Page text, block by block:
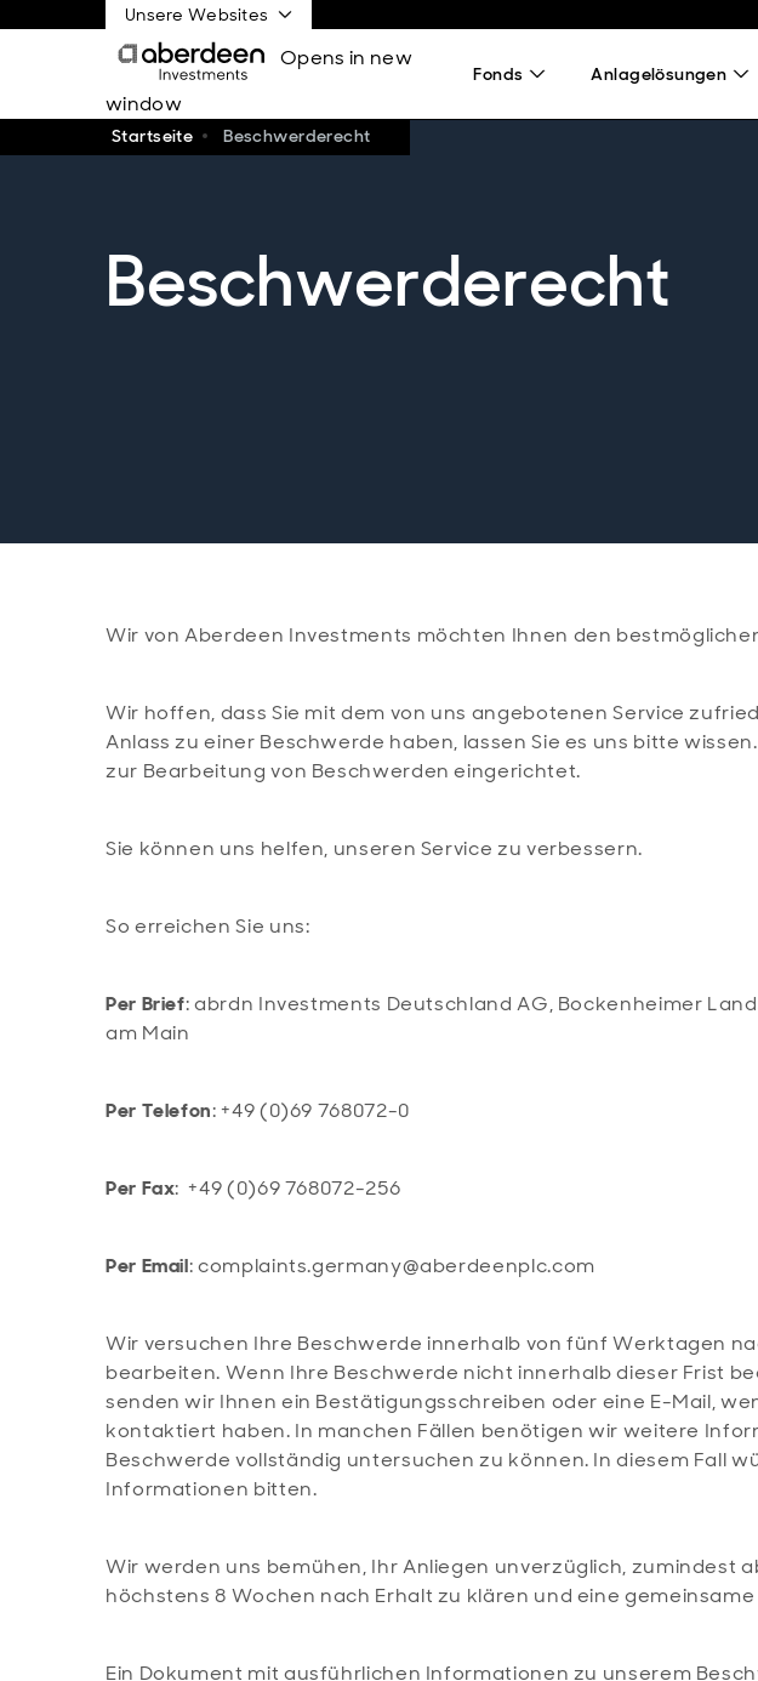
Unsere Websites
Opens in new
window
Fonds Anlagelösungen
Startseite Beschwerderecht
Beschwerderecht
Wir von Aberdeen Investments möchten Ihnen den
Wir hoffen, dass Sie mit dem von uns angebotenen Service
Anlass zu einer Beschwerde haben, lassen Sie es uns bitte
zur Bearbeitung von Beschwerden eingerichtet.
Sie können uns helfen, unseren Service zu verbessern.
So erreichen Sie uns:
Per Brief: abrdn Investments Deutschland AG, Bockenheimer
am Main
Per Telefon: +49 (0)69 768072-0
Per Fax: +49 (0)69 768072-256
Per Email: complaints.germany@aberdeenplc.com
Wir versuchen Ihre Beschwerde innerhalb von fünf Werktagen
bearbeiten. Wenn Ihre Beschwerde nicht innerhalb dieser Frist
senden wir Ihnen ein Bestätigungsschreiben oder eine E-Mail,
kontaktiert haben. In manchen Fällen benötigen wir weitere
Beschwerde vollständig untersuchen zu können. In diesem Fall
Informationen bitten.
Wir werden uns bemühen, Ihr Anliegen unverzüglich, zumindest
höchstens 8 Wochen nach Erhalt zu klären und eine
Ein Dokument mit ausführlichen Informationen zu unserem